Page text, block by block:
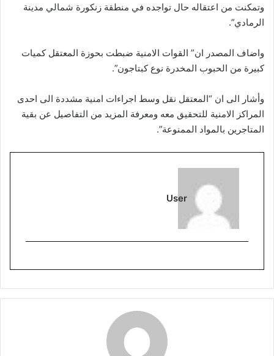
وتمكنت من اعتقاله حال تواجده في منطقة زنكورة شمالي مدينة
الرمادي”.
واضاف المصدر ان” القوات الامنية ضبطت بحوزة المعتقل كميات
كبيرة من الحبوب المخدرة نوع كبتاجون”.
وأشار الى ان “المعتقل نقل وسط اجراءات امنية مشددة الى احدى
المراكز الامنية للتحقيق معه ومعرفة المزيد من التفاصيل عن بقية
المتاجرين بالمواد الممنوعة”.
User